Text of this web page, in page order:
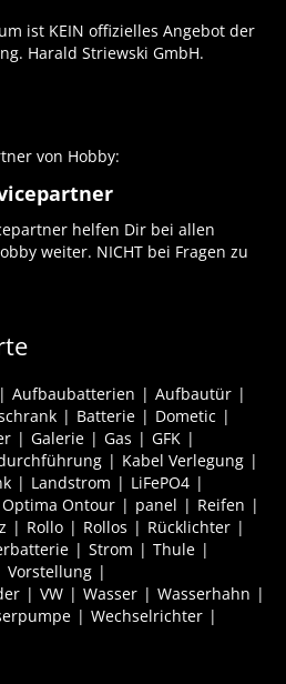
ist KEIN offizielles Angebot der
Harald Striewski GmbH.
von Hobby:
helfen Dir bei allen
weiter. NICHT bei Fragen zu
Aufbaubatterien
Aufbautür
Batterie
Dometic
Galerie Gas
GFK
Kabel Verlegung
Landstrom
LiFePO4
Optima Ontour panel
Reifen
Rollo Rollos
Rücklichter
Strom
Thule
Vorstellung
VW Wasser
Wasserhahn
Wechselrichter